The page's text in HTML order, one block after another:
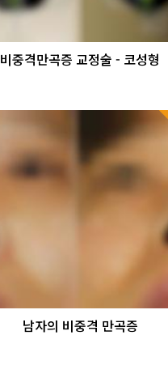
비중격만곡증 교정술 - 코성형
남자의 비중격 만곡증